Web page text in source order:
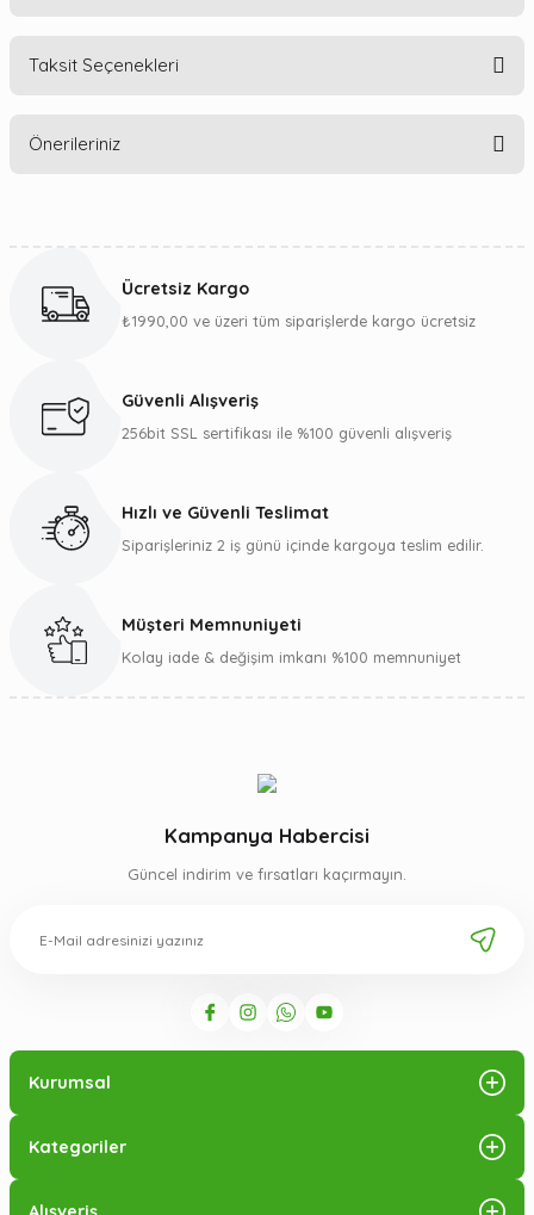
Taksit Seçenekleri
Önerileriniz
Görüş ve önerileriniz için teşekkür ederiz.
Ürün bilgilerinde hatalar bulunuyor.
Gönder
Ücretsiz Kargo
₺1990,00 ve üzeri tüm siparişlerde kargo ücretsiz
Güvenli Alışveriş
256bit SSL sertifikası ile %100 güvenli alışveriş
Hızlı ve Güvenli Teslimat
Siparişleriniz 2 iş günü içinde kargoya teslim edilir.
Müşteri Memnuniyeti
Kolay iade & değişim imkanı %100 memnuniyet
Kampanya Habercisi
Güncel indirim ve fırsatları kaçırmayın.
Kurumsal
Kategoriler